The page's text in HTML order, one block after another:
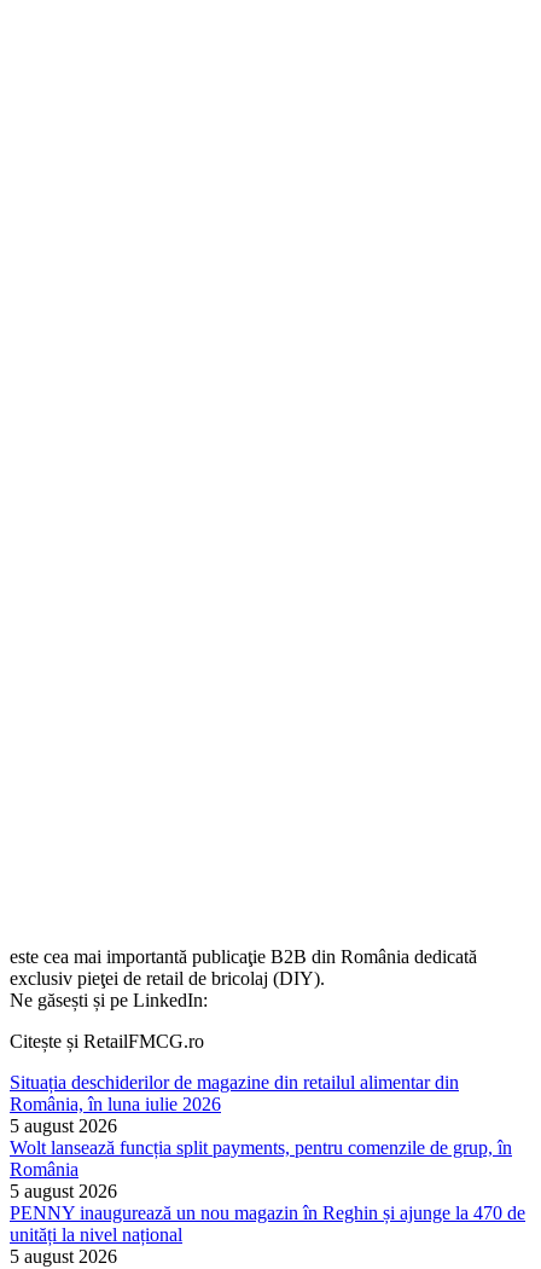
este cea mai importantă publicaţie B2B din România dedicată
exclusiv pieţei de retail de bricolaj (DIY).
Ne găsești și pe LinkedIn:
Citește și RetailFMCG.ro
Situația deschiderilor de magazine din retailul alimentar din
România, în luna iulie 2026
5 august 2026
Wolt lansează funcția split payments, pentru comenzile de grup, în
România
5 august 2026
PENNY inaugurează un nou magazin în Reghin și ajunge la 470 de
unități la nivel național
5 august 2026